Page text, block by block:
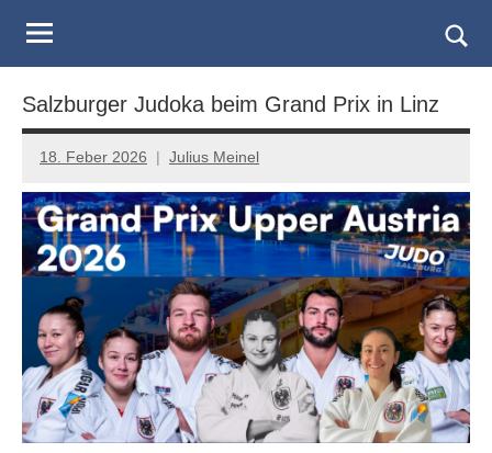
Judo
Landesverband
Salzburg
form
Salzburger Judoka beim Grand Prix in Linz
18. Feber 2026 Julius Meinel